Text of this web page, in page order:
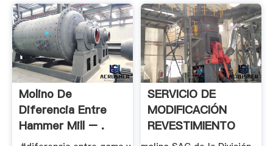
Molino De
Diferencia Entre
Hammer Mill – .
SERVICIO DE
MODIFICACIÓN
REVESTIMIENTO
TAPA .